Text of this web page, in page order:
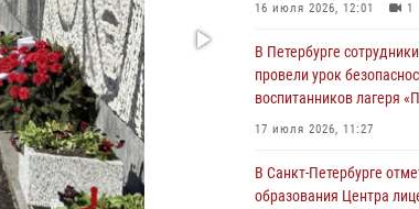
оперативно задержали
стрелявшего из
с жилыми домами
06 августа 2026, 11:36
Сотрудники и
обеспечили
16 июля 2026, 12:01 1
В Петербурге
провели урок
воспитанников лагеря
17 июля 2026, 11:27
В Санкт-Петербурге
образования Центра